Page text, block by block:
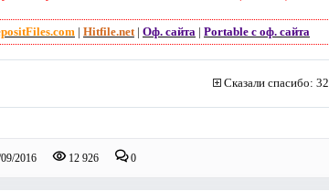
| Hitfile.net| Оф. сайта| Portable с оф. сайта
Сказали спасибо: 32
2016 12 926 0